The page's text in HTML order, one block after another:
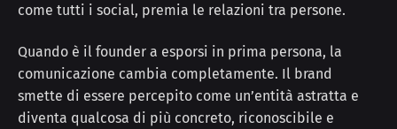
come tutti i social, premia le relazioni tra persone.
Quando è il founder a esporsi in prima persona, la
comunicazione cambia completamente. Il brand
smette di essere percepito come un’entità astratta e
diventa qualcosa di più concreto, riconoscibile e